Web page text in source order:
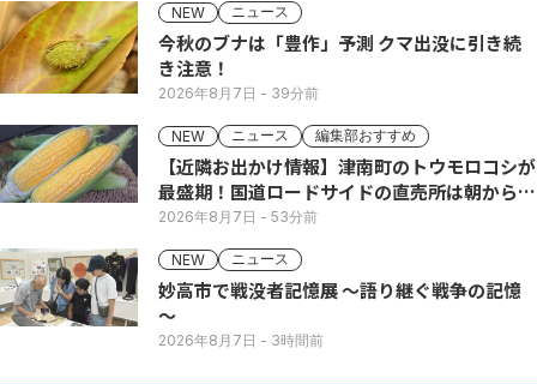
NEW ニュース
今秋のブナは「豊作」予測 クマ出没に引き続
き注意！
2026年8月7日 - 39分前
NEW ニュース 編集部おすすめ
【近隣お出かけ情報】津南町のトウモロコシが
最盛期！国道ロードサイドの直売所は朝から長
い列
2026年8月7日 - 53分前
NEW ニュース
妙高市で戦没者記憶展 ～語り継ぐ戦争の記憶
～
2026年8月7日 - 3時間前